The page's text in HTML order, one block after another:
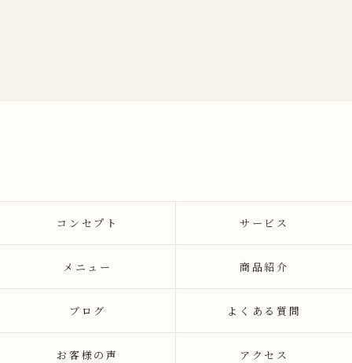
コンセプト サービス
メニュー 商品紹介
ブログ よくある質問
お客様の声 アクセス